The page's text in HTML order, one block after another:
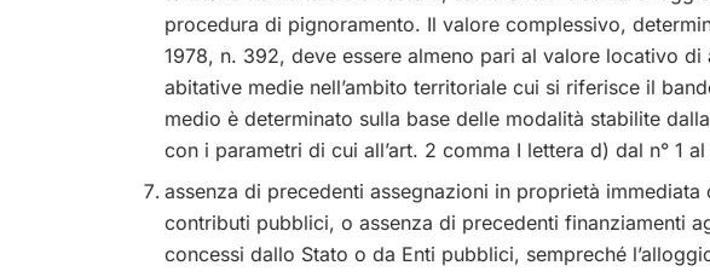
procedura di pignoramento. Il valore complessivo,
1978, n. 392, deve essere almeno pari al valore locativo
abitative medie nell’ambito territoriale cui si riferisce il
medio è determinato sulla base delle modalità stabilite
con i parametri di cui all’art. 2 comma I lettera d) dal n° 1
assenza di precedenti assegnazioni in proprietà
contributi pubblici, o assenza di precedenti finanziamenti
concessi dallo Stato o da Enti pubblici, sempreché